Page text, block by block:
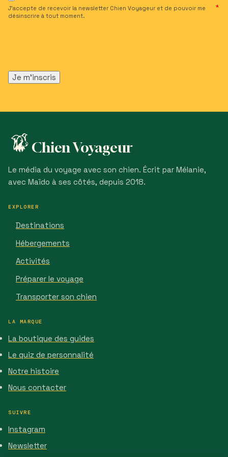
J’accepte de recevoir la newsletter Chien Voyageur et de pouvoir me
désinscrire à tout moment.
Chien Voyageur
Le média du voyage avec son chien. Écrit par Mélanie,
avec Maïdo à ses côtés, depuis 2018.
EXPLORER
Destinations
Hébergements
Activités
Préparer le voyage
Transporter son chien
LA MARQUE
La boutique des guides
Le quiz de personnalité
Notre histoire
Nous contacter
SUIVRE
Instagram
Newsletter